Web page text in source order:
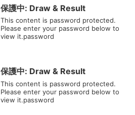
保護中: Draw & Result
This content is password protected.
Please enter your password below to
view it.password
保護中: Draw & Result
This content is password protected.
Please enter your password below to
view it.password